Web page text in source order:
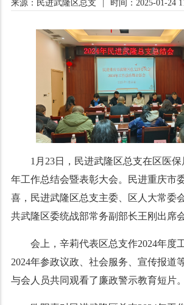
来源：民进武隆区总支 时间：2025-01-24
1月23日，民进武隆区总支在区医
年工作总结会暨表彰大会。民进重庆市
喜，民进武隆区总支主委、区人大常委
共武隆区委统战部常务副部长王刚出席会
会上， 辛莉代表区总支作2024年度
2024年参政议政、社会服务、宣传报道
与会人员共同观看了 廉政警示教育短片。